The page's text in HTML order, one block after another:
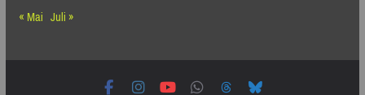
« Mai Juli »